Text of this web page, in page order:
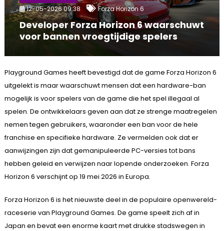
12-05-2026 09:38 Forza Horizon 6
Developer Forza Horizon 6 waarschuwt
voor bannen vroegtijdige spelers
Playground Games heeft bevestigd dat de game Forza Horizon 6
uitgelekt is maar waarschuwt mensen dat een hardware-ban
mogelijk is voor spelers van de game die het spel illegaal al
spelen. De ontwikkelaars geven aan dat ze strenge maatregelen
nemen tegen gebruikers, waaronder een ban voor de hele
franchise en specifieke hardware. Ze vermelden ook dat er
aanwijzingen zijn dat gemanipuleerde PC-versies tot bans
hebben geleid en verwijzen naar lopende onderzoeken. Forza
Horizon 6 verschijnt op 19 mei 2026 in Europa.
Forza Horizon 6 is het nieuwste deel in de populaire openwereld-
raceserie van Playground Games. De game speelt zich af in
Japan en bevat een enorme kaart met drukke stadswegen in